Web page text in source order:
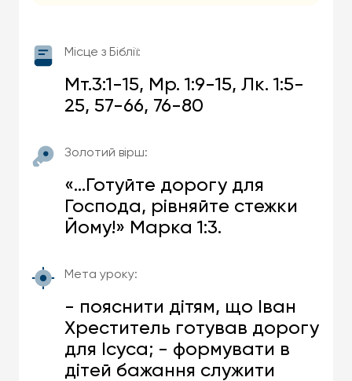
Місце з Біблії:
Мт.3:1-15, Мр. 1:9-15, Лк. 1:5-
25, 57-66, 76-80
Золотий вірш:
«…Готуйте дорогу для
Господа, рівняйте стежки
Йому!» Марка 1:3.
Мета уроку:
- пояснити дітям, що Іван
Хреститель готував дорогу
для Ісуса; - формувати в
дітей бажання служити